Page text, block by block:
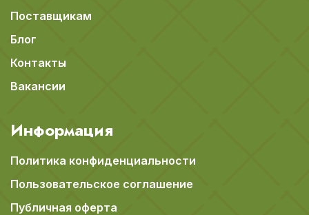
Поставщикам
Блог
Контакты
Вакансии
Информация
Политика конфиденциальности
Пользовательское соглашение
Публичная оферта